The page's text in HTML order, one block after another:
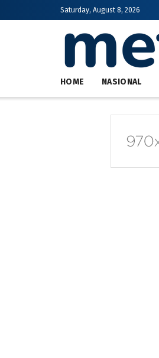
Saturday, August 8, 2026
HOME NASIONAL